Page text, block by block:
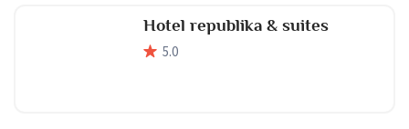
Hotel republika & suites
5.0